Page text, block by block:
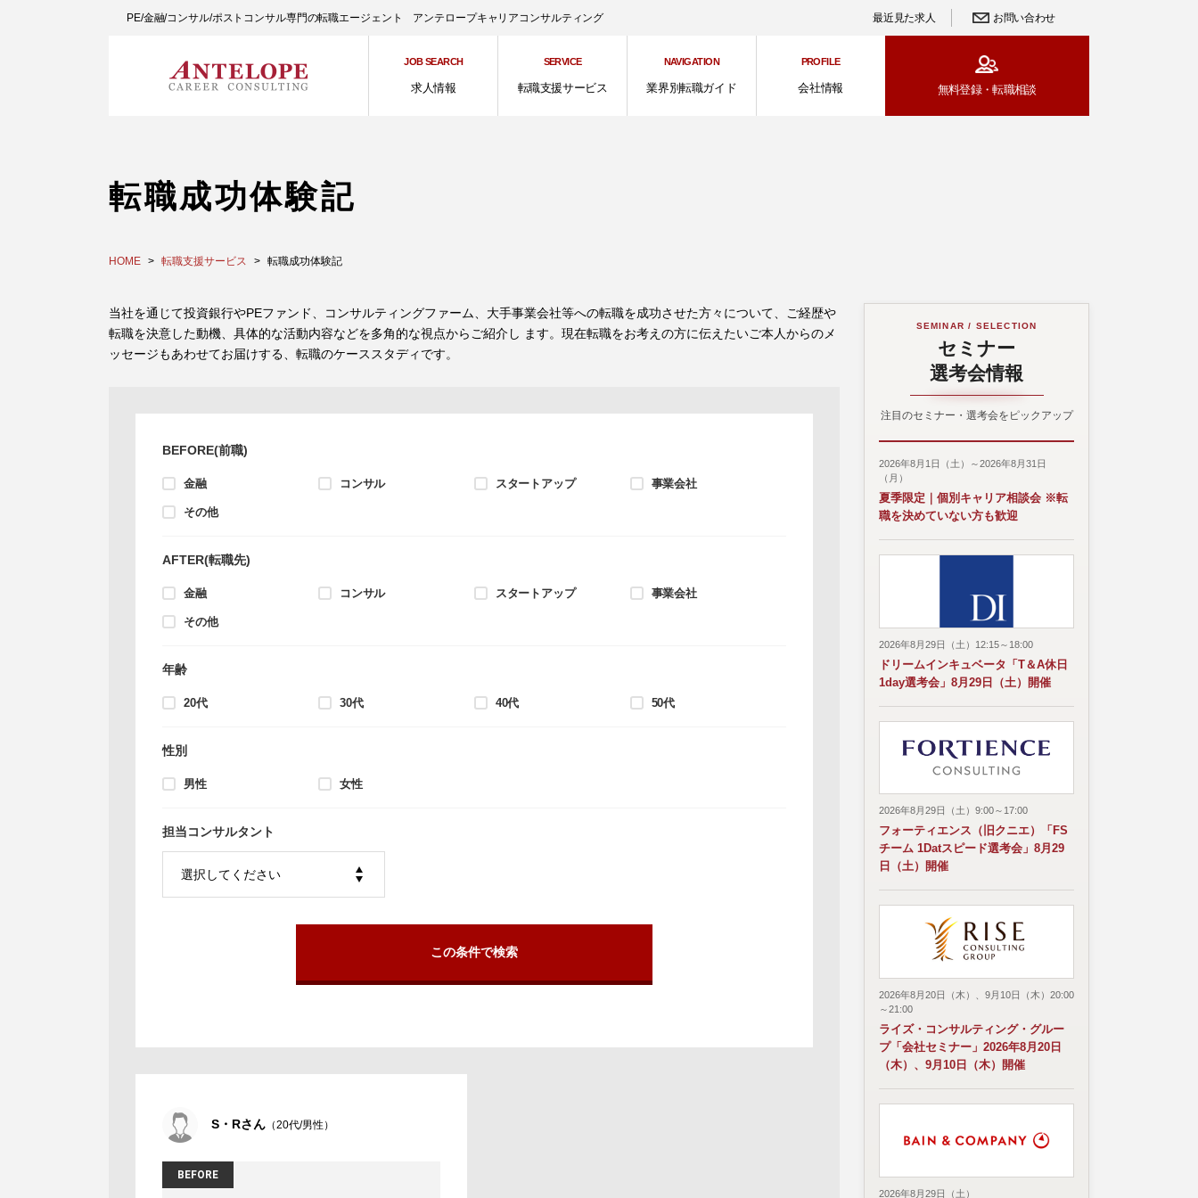
PE/金融/コンサル/ポストコンサル専門の転職エージェント アンテロープキャリアコンサルティング 最近見た求人 お問い合わせ
JOB SEARCH
求人情報
SERVICE
転職支援サービス
NAVIGATION
業界別転職ガイド
PROFILE
会社情報 無料登録・転職相談
転職成功体験記
HOME 転職支援サービス 転職成功体験記
当社を通じて投資銀行やPEファンド、コンサルティングファーム、大手事業会社等への転職を成功させた方々について、ご経歴や
転職を決意した動機、具体的な活動内容などを多角的な視点からご紹介し ます。現在転職をお考えの方に伝えたいご本人からのメ
ッセージもあわせてお届けする、転職のケーススタディです。
BEFORE(前職)
金融 コンサル スタートアップ 事業会社
その他
AFTER(転職先)
金融 コンサル スタートアップ 事業会社
その他
年齢
20代 30代 40代 50代
性別
男性 女性
担当コンサルタント
S・Rさん （20代/男性）
BEFORE
SEMINAR / SELECTION
セミナー
選考会情報
注目のセミナー・選考会をピックアップ
2026年8月1日（土）～2026年8月31日
（月）
夏季限定｜個別キャリア相談会 ※転
職を決めていない方も歓迎
2026年8月29日（土）12:15～18:00
ドリームインキュベータ「T＆A休日
1day選考会」8月29日（土）開催
2026年8月29日（土）9:00～17:00
フォーティエンス（旧クニエ）「FS
チーム 1Datスピード選考会」8月29
日（土）開催
2026年8月20日（木）、9月10日（木）20:00
～21:00
ライズ・コンサルティング・グルー
プ「会社セミナー」2026年8月20日
（木）、9月10日（木）開催
2026年8月29日（土）